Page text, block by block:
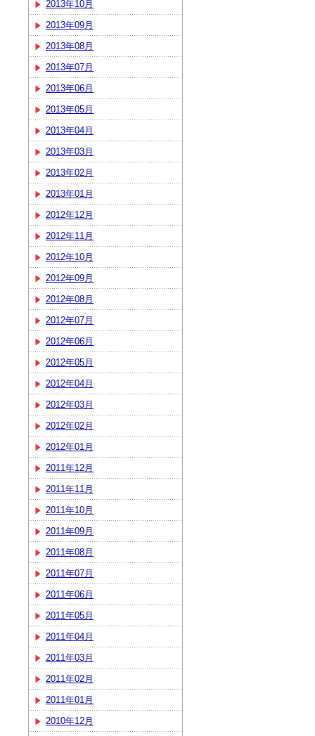
2013年10月
2013年09月
2013年08月
2013年07月
2013年06月
2013年05月
2013年04月
2013年03月
2013年02月
2013年01月
2012年12月
2012年11月
2012年10月
2012年09月
2012年08月
2012年07月
2012年06月
2012年05月
2012年04月
2012年03月
2012年02月
2012年01月
2011年12月
2011年11月
2011年10月
2011年09月
2011年08月
2011年07月
2011年06月
2011年05月
2011年04月
2011年03月
2011年02月
2011年01月
2010年12月